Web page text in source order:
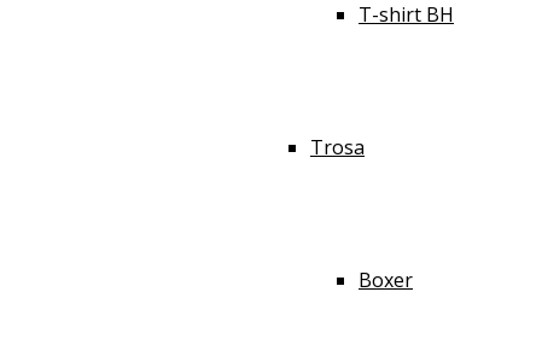
T-shirt BH
Trosa
Boxer